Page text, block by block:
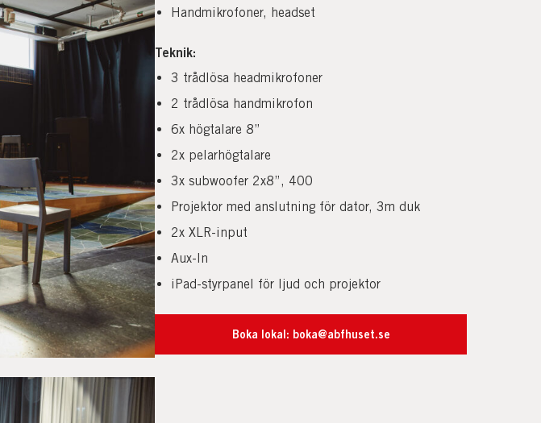
Handmikrofoner, headset
Teknik:
3 trådlösa headmikrofoner
2 trådlösa handmikrofon
6x högtalare 8”
2x pelarhögtalare
3x subwoofer 2x8”, 400
Projektor med anslutning för dator, 3m duk
2x XLR-input
Aux-In
iPad-styrpanel för ljud och projektor
Boka lokal: boka@abfhuset.se